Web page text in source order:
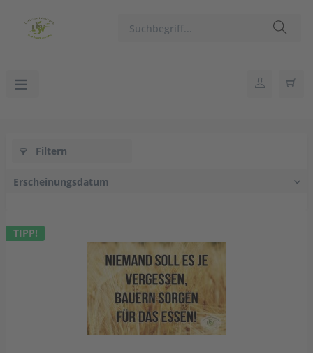
Filtern
TIPP!